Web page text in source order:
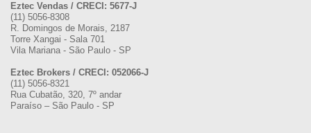
Eztec Vendas / CRECI: 5677-J
(11) 5056-8308
R. Domingos de Morais, 2187
Torre Xangai - Sala 701
Vila Mariana - São Paulo - SP
Eztec Brokers / CRECI: 052066-J
(11) 5056-8321
Rua Cubatão, 320, 7º andar
Paraíso – São Paulo - SP